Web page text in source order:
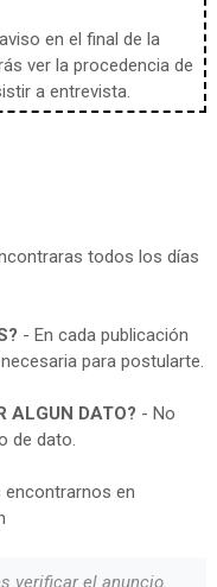
en el final de la
ver la procedencia de
a entrevista.
todos los días
- En cada publicación
para postularte.
ALGUN DATO? - No
de dato.
encontrarnos en
verificar el anuncio